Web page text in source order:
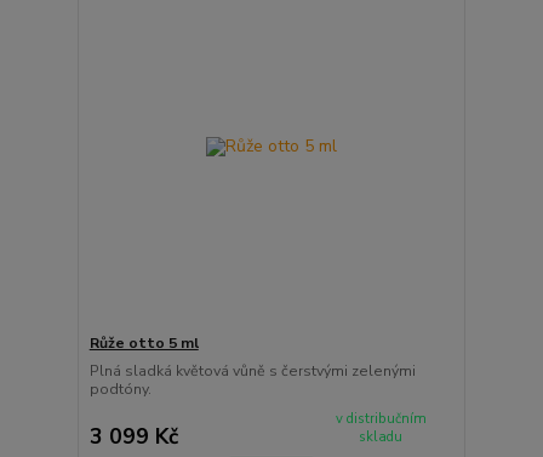
Růže otto 5 ml
Plná sladká květová vůně s čerstvými zelenými
podtóny.
3 099 Kč
v distribučním
skladu